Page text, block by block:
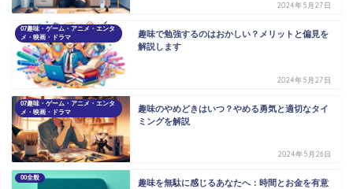
2024年5月27日
07趣味・ゲーム・アニメ・エンタ
メ・映画・ドラマ
趣味で勉強するのはおかしい？メリットと偏見を
解説します
2024年5月27日
07趣味・ゲーム・アニメ・エンタ
メ・映画・ドラマ
趣味のやめどきはいつ？やめる勇気と適切なタイ
ミングを解説
2024年5月26日
00全般
趣味を無駄に感じるあなたへ：時間とお金を有意